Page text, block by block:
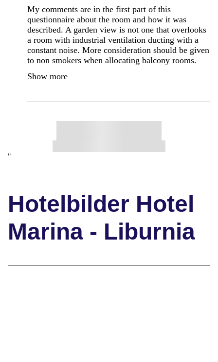
My comments are in the first part of this
questionnaire about the room and how it was
described. A garden view is not one that overlooks
a room with industrial ventilation ducting with a
constant noise. More consideration should be given
to non smokers when allocating balcony rooms.
Show more
"
Hotelbilder Hotel
Marina - Liburnia